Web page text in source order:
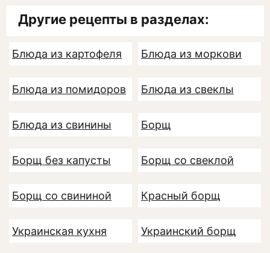
Другие рецепты в разделах:
Блюда из картофеля Блюда из моркови
Блюда из помидоров Блюда из свеклы
Блюда из свинины Борщ
Борщ без капусты Борщ со свеклой
Борщ со свининой Красный борщ
Украинская кухня Украинский борщ